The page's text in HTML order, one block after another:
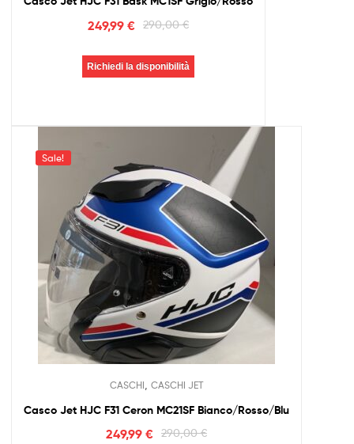
290,00€
249,99€
Richiedi la disponibilità
Sale!
CASCHI CASCHI JET
Casco Jet HJC F31 Ceron MC21SF Bianco/Rosso/Blu
290,00€
249,99€